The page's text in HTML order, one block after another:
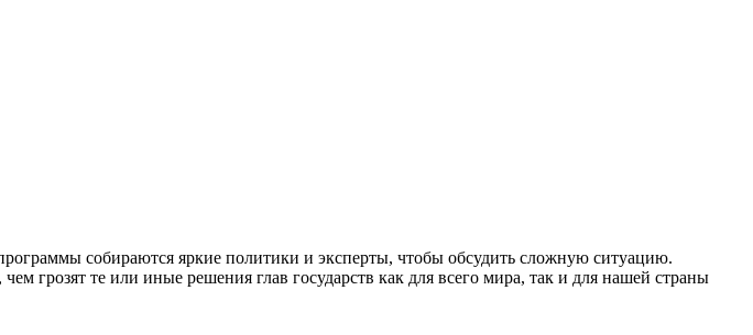
собираются яркие политики и эксперты, чтобы обсудить сложную ситуацию.
грозят те или иные решения глав государств как для всего мира, так и для нашей страны